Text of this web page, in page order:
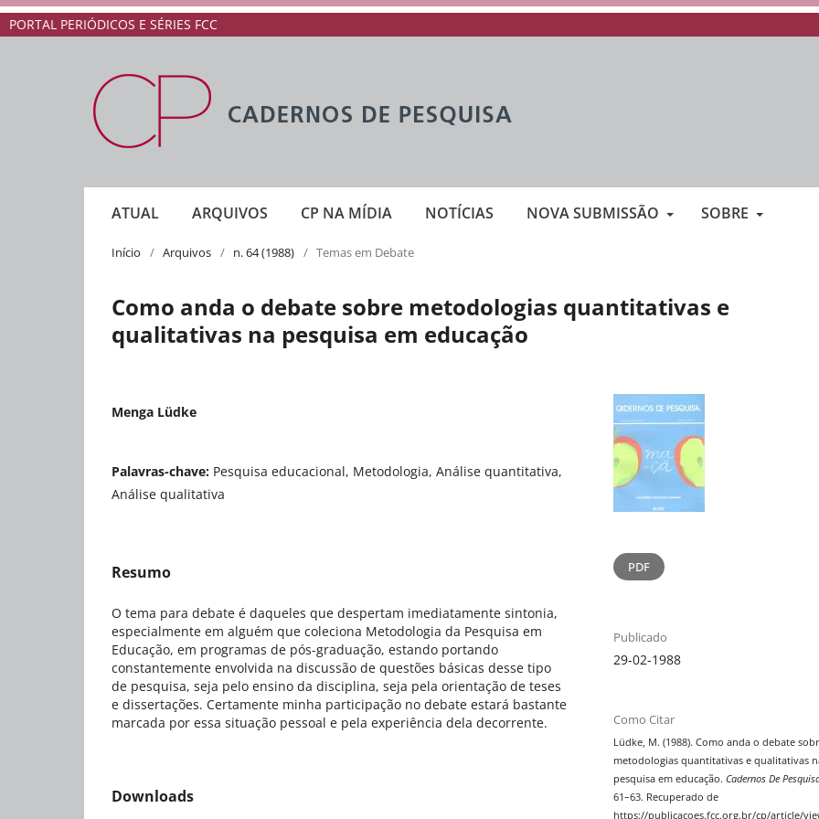
PORTAL PERIÓDICOS E SÉRIES FCC
ATUAL ARQUIVOS CP NA MÍDIA NOTÍCIAS NOVA SUBMISSÃO SOBRE
Início / Arquivos / n. 64 (1988) / Temas em Debate
Como anda o debate sobre metodologias quantitativas e
qualitativas na pesquisa em educação
Menga Lüdke
Palavras-chave: Pesquisa educacional, Metodologia, Análise quantitativa,
Análise qualitativa
Resumo
O tema para debate é daqueles que despertam imediatamente sintonia,
especialmente em alguém que coleciona Metodologia da Pesquisa em
Educação, em programas de pós-graduação, estando portando
constantemente envolvida na discussão de questões básicas desse tipo
de pesquisa, seja pelo ensino da disciplina, seja pela orientação de teses
e dissertações. Certamente minha participação no debate estará bastante
marcada por essa situação pessoal e pela experiência dela decorrente.
Downloads
PDF
Publicado
29-02-1988
Como Citar
Lüdke, M. (1988). Como anda o debate
metodologias quantitativas e qualitativas
pesquisa em educação.Cadernos De
61–63. Recuperado de
https://publicacoes.fcc.org.br/cp/article/